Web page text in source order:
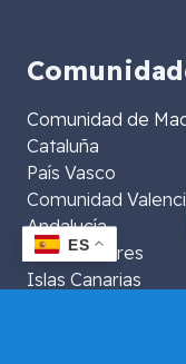
Comunidad de
Cataluña
País Vasco
Comunidad
Andalucía
Islas Baleares
Islas Canarias
ES